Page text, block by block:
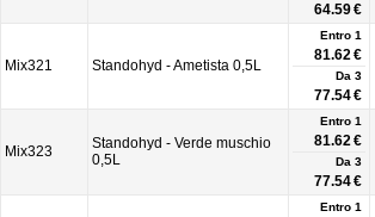
64.59 €
Mix321 Standohyd - Ametista 0,5L
Entro 1
81.62 €
Da 3
77.54 €
Mix323
Standohyd - Verde muschio
0,5L
Entro 1
81.62 €
Da 3
77.54 €
Entro 1